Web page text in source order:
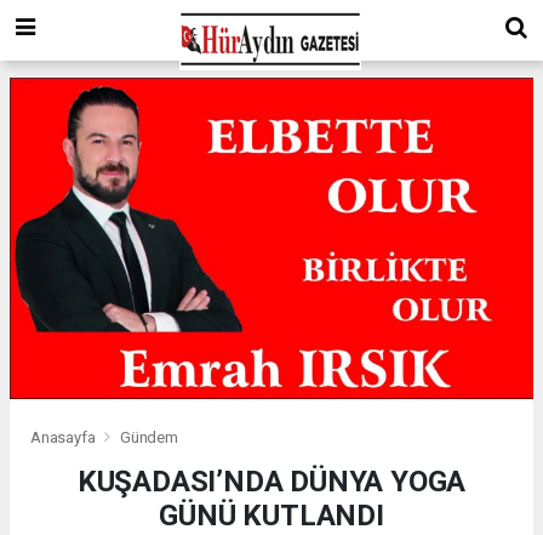
Anasayfa Gündem
KUŞADASI’NDA DÜNYA YOGA
GÜNÜ KUTLANDI